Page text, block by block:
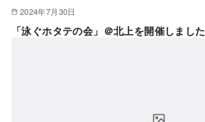
2024年7月30日
「泳ぐホタテの会」＠北上を開催しました